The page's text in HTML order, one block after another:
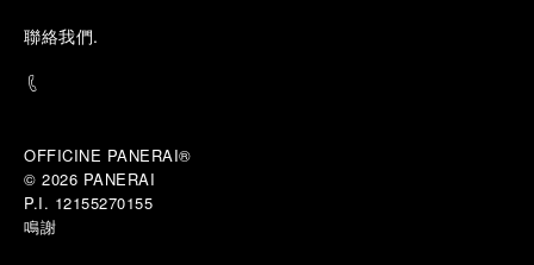
聯絡我們.
OFFICINE PANERAI®
© 2026 PANERAI
P.I. 12155270155
鳴謝